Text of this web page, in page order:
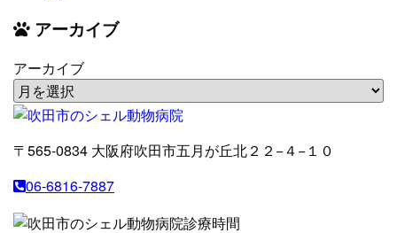
アーカイブ
アーカイブ
〒565-0834 大阪府吹田市五月が丘北２２−４−１０
06-6816-7887